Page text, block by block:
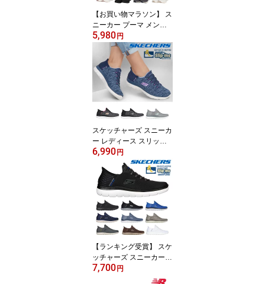
【お買い物マラソン】 ス
ニーカー プーマ メンズ
レディース ソフトライド
フレックス レース イー
ズイン ワイド 311996 P
UMA ランニング スリッ
ポン 立って履ける 軽量
スポーツ ジム トレーニ
ング
5,980 円
スケッチャーズ スニーカ
ー レディース スリッポ
ン スリップインズ：サミ
ッツ - ダズリング ヘイズ
149937W SKECHERS S
lip ins Summits Dazzling
Haze スポーツ 軽量 スト
レッチアッパー 洗濯機洗
い トレーニング
6,990 円
【ランキング受賞】 スケ
ッチャーズ スニーカー
メンズ スリップインズ
サミッツ ハイ レンジ 23
7,700 円